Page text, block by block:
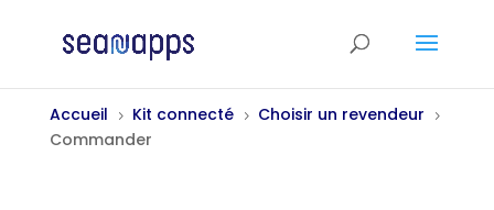
Accueil 5 Kit connecté 5 Choisir un revendeur 5
Commander